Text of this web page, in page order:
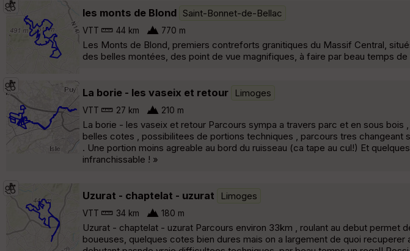
les monts de Blond Saint-Bonnet-de-Bellac
VTT 44 km 770 m
Les Monts de Blond, premiers contreforts granitiques du Massif Central,
des belles montées, des point de vue magnifiques, à faire par beau temps
La borie - les vaseix et retour Limoges
VTT 27 km 210 m
La borie - les vaseix et retour Parcours sympa a travers parc et en sous
belles cotes , possibilitees de portions techniques , parcours tres changeant
. Une portion moins agreable au bord du ruisseau (ca tape au cul!) Et
infranchissable ! »
Uzurat - chaptelat - uzurat Limoges
VTT 34 km 180 m
Uzurat - chaptelat - uzurat Parcours environ 33km , roulant au debut permet
boueuses, quelques cotes bien dures mais on a largement de quoi